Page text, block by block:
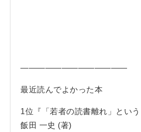
—————————————
最近読んでよかった本
1位『「若者の読書離れ」という
飯田 一史 (著)